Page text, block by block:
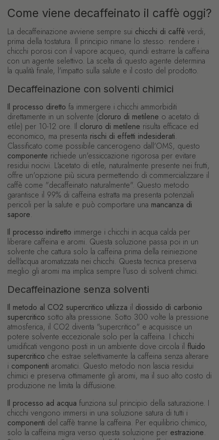
Come viene decaffeinato il caffè oggi?
La decaffeinazione avviene sempre sui chicchi di caffè verdi,
prima della tostatura. Il principio rimane lo stesso: rendere i
chicchi porosi con il vapore acqueo, quindi estrarre la caffeina
con un agente selettivo. La scelta di questo agente determina
la qualità finale, l'impatto sulla salute e il costo del prodotto.
Decaffeinazione con solventi chimici
Il processo diretto fa immergere i chicchi ammorbiditi
direttamente in un solvente (cloruro di metilene o acetato di
etile) per 10-12 ore. Il cloruro di metilene risulta efficace ed
economico, ma presenta rischi di effetti indesiderati.
Classificato come possibile cancerogeno dall'OMS, questo
componente richiede un'essiccazione rigorosa per evitare
residui nocivi. L'acetato di etile, naturalmente presente nei frutti,
offre un'opzione più sicura permettendo di commercializzare il
caffè come "decaffeinato naturalmente". Questo metodo
garantisce il 99% di caffeina estratta ma presenta potenziali
pericoli per la salute e può comportare una mancanza di
sapore.
Il processo indiretto immerge i chicchi in acqua calda per
liberare caffeina e aromi. Questa soluzione passa poi in un
solvente che cattura solo la caffeina prima della reiniezione
dell'acqua aromatizzata nei chicchi. Questa tecnica preserva
meglio gli aromi ma implica sempre l'uso di solventi chimici.
Decaffeinazione senza solventi
Il metodo al CO2 supercritico utilizza il diossido di carbonio
supercritico sotto alta pressione. Sotto 300 volte la pressione
atmosferica, il CO2 diventa "supercritico" e acquisisce un
potere solvente eccezionale solo per la caffeina. I chicchi
umidificati vengono posti in un ambiente dove circola il fluido
supercritico che estrae selettivamente la caffeina senza alterare
i componenti aromatici. Questo metodo non lascia residui
chimici e preserva ottimamente gli aromi, ma il suo alto costo di
produzione ne limita la diffusione.
Il processo ad acqua funziona sul principio della saturazione. I
chicchi vengono immersi in una soluzione satura di tutti i
componenti del caffè tranne la caffeina. Per equilibrio chimico,
solo la caffeina migra verso questa soluzione per estrazione.